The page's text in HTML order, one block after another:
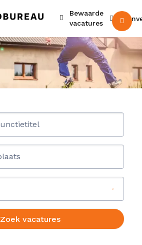
Bewaarde
vacatures
Zoek vacatures